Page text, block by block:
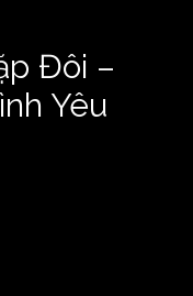
Đôi –
Yêu